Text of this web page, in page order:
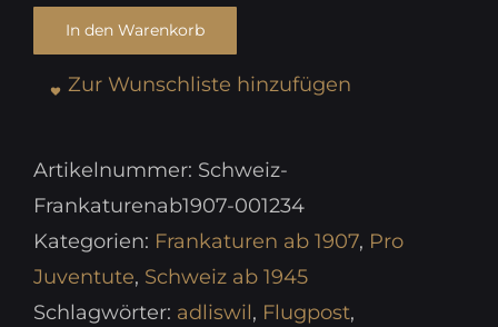
In den Warenkorb
Zur Wunschliste hinzufügen
Artikelnummer: Schweiz-
Frankaturenab1907-001234
Kategorien: Frankaturen ab 1907, Pro
Juventute, Schweiz ab 1945
Schlagwörter: adliswil, Flugpost,